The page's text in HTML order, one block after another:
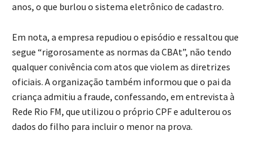
anos, o que burlou o sistema eletrônico de cadastro.
Em nota, a empresa repudiou o episódio e ressaltou que
segue “rigorosamente as normas da CBAt”, não tendo
qualquer conivência com atos que violem as diretrizes
oficiais. A organização também informou que o pai da
criança admitiu a fraude, confessando, em entrevista à
Rede Rio FM, que utilizou o próprio CPF e adulterou os
dados do filho para incluir o menor na prova.